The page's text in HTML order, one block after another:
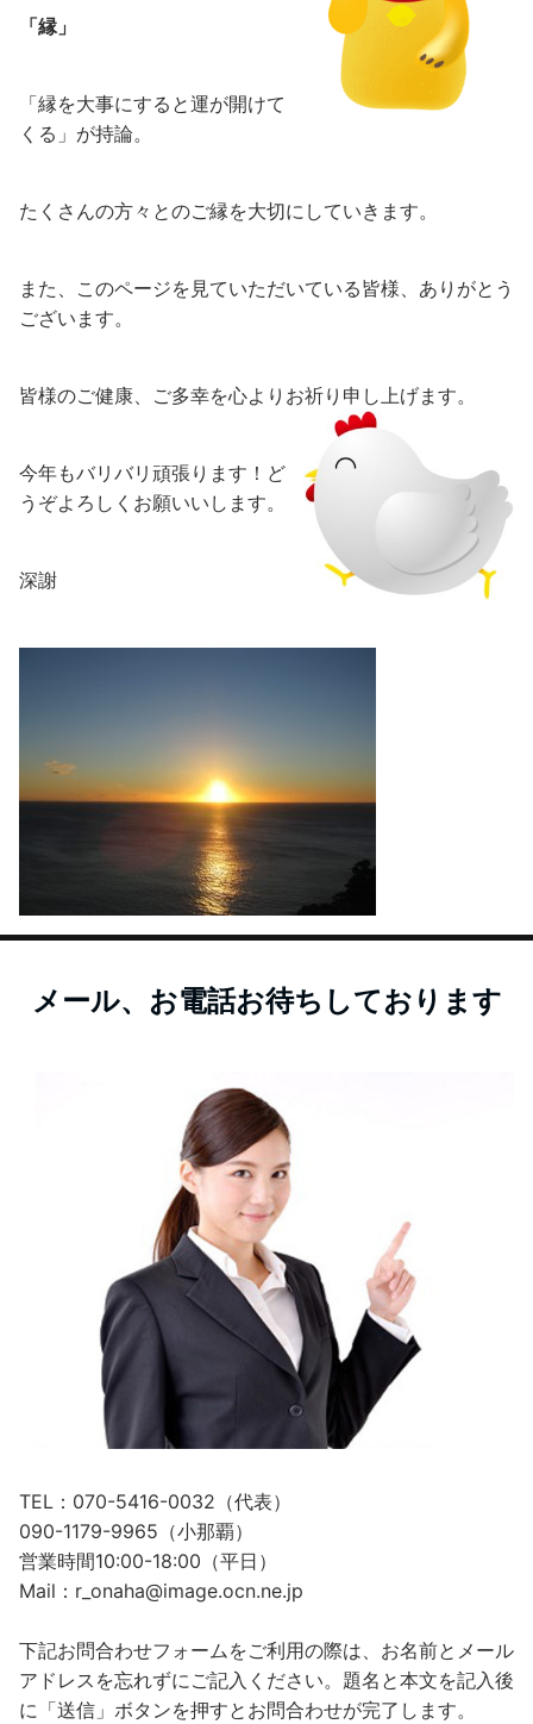
「縁」
「縁を大事にすると運が開けて
くる」が持論。
たくさんの方々とのご縁を大切にしていきます。
また、このページを見ていただいている皆様、ありがとう
ございます。
皆様のご健康、ご多幸を心よりお祈り申し上げます。
今年もバリバリ頑張ります！ど
うぞよろしくお願いいします。
深謝
メール、お電話お待ちしております
TEL：070-5416-0032（代表）
090-1179-9965（小那覇）
営業時間10:00-18:00（平日）
Mail：r_onaha@image.ocn.ne.jp
下記お問合わせフォームをご利用の際は、お名前とメール
アドレスを忘れずにご記入ください。題名と本文を記入後
に「送信」ボタンを押すとお問合わせが完了します。